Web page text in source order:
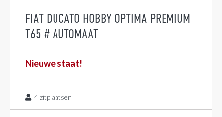
FIAT DUCATO HOBBY OPTIMA PREMIUM
T65 # AUTOMAAT
Nieuwe staat!
4zitplaatsen